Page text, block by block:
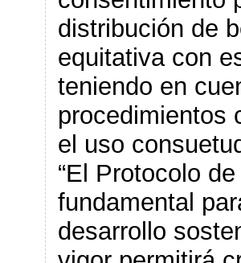
distribución de
equitativa con
teniendo en
procedimientos
el uso
“El Protocolo
fundamental
desarrollo